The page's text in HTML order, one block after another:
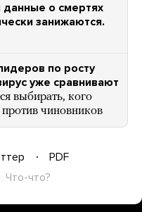
данные о смертях
занижаются.
по росту
уже сравнивают
выбирать, кого
чиновников
PDF
Что-что?